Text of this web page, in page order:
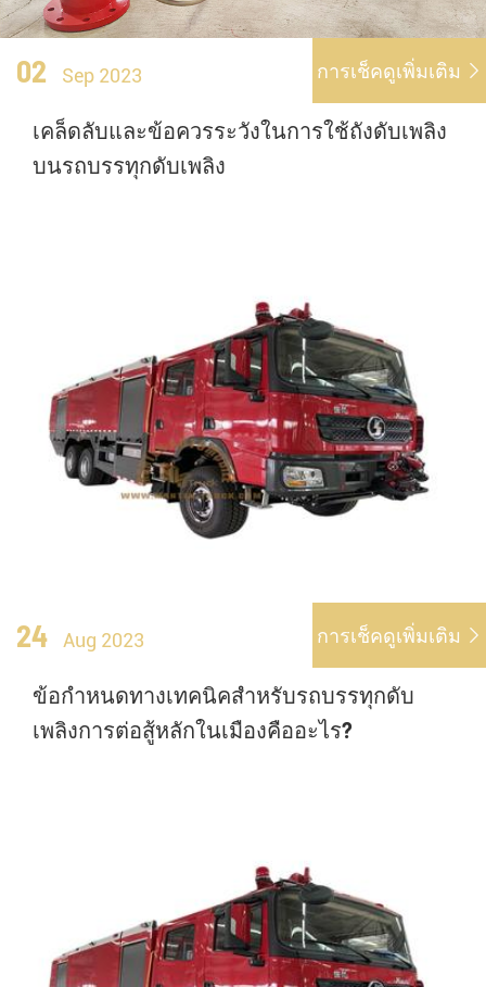
02 Sep 2023 การเช็คดูเพิ่มเติม 
เคล็ดลับและข้อควรระวังในการใช้ถังดับเพลิง
บนรถบรรทุกดับเพลิง
24 Aug 2023 การเช็คดูเพิ่มเติม 
ข้อกำหนดทางเทคนิคสำหรับรถบรรทุกดับ
เพลิงการต่อสู้หลักในเมืองคืออะไร?